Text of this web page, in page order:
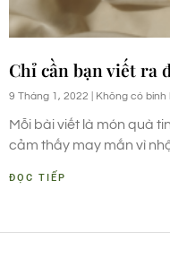
Chỉ cần bạn viết ra
9 Tháng 1, 2022 Không có bình
Mỗi bài viết là món quà
cảm thấy may mắn vì
ĐỌC TIẾP